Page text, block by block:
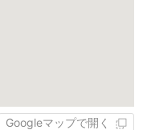
Googleマップで開く